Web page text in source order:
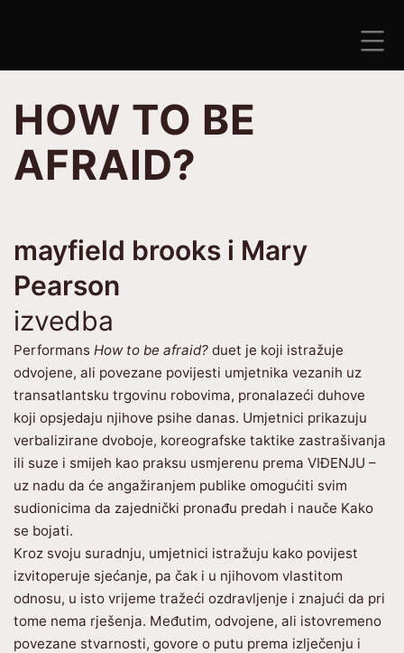
HOW TO BE
AFRAID?
mayfield brooks i Mary
Pearson
izvedba
Performans How to be afraid? duet je koji istražuje
odvojene, ali povezane povijesti umjetnika vezanih uz
transatlantsku trgovinu robovima, pronalazeći duhove
koji opsjedaju njihove psihe danas. Umjetnici prikazuju
verbalizirane dvoboje, koreografske taktike zastrašivanja
ili suze i smijeh kao praksu usmjerenu prema VIĐENJU –
uz nadu da će angažiranjem publike omogućiti svim
sudionicima da zajednički pronađu predah i nauče Kako
se bojati.
Kroz svoju suradnju, umjetnici istražuju kako povijest
izvitoperuje sjećanje, pa čak i u njihovom vlastitom
odnosu, u isto vrijeme tražeći ozdravljenje i znajući da pri
tome nema rješenja. Međutim, odvojene, ali istovremeno
povezane stvarnosti, govore o putu prema izlječenju i